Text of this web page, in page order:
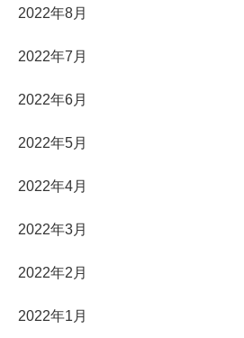
2022年8月
2022年7月
2022年6月
2022年5月
2022年4月
2022年3月
2022年2月
2022年1月